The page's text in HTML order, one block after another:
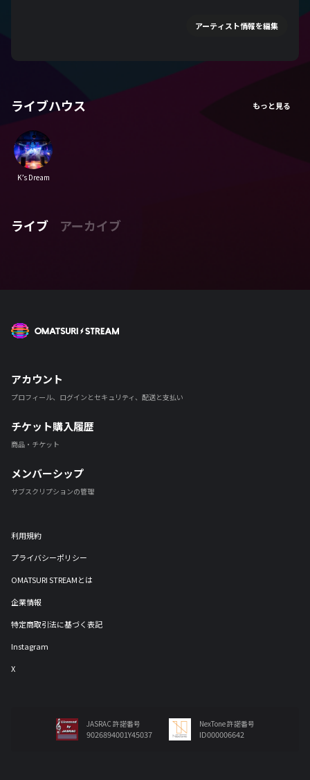
アーティスト情報を編集
ライブハウス
K’s Dream
ライブ アーカイブ
アカウント
プロフィール、ログインとセキュリティ、配送と支払い
チケット購入履歴
商品・チケット
メンバーシップ
サブスクリプションの管理
利用規約
プライバシーポリシー
OMATSURI STREAMとは
企業情報
特定商取引法に基づく表記
Instagram
X
JASRAC 許諾番号
9026894001Y45037
NexTone 許諾番号
ID000006642